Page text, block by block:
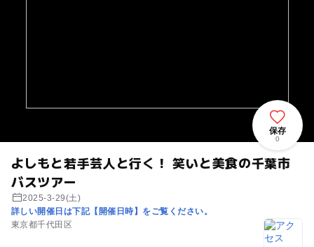
よしもと若手芸人と行く！ 笑いと美食の千葉市
バスツアー
2025-3-29(土)
詳しい開催日は下記【開催日時】をご覧ください。
東京都千代田区
保存
0